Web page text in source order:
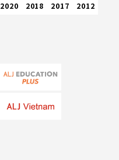
2020 2018 2017
2012